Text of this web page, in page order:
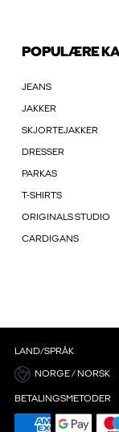
POPULÆRE
JEANS
JAKKER
SKJORTEJAKKER
DRESSER
PARKAS
T-SHIRTS
ORIGINALS STUDIO
CARDIGANS
LAND/SPRÅK
NORGE / NORSK
BETALINGSMETODER